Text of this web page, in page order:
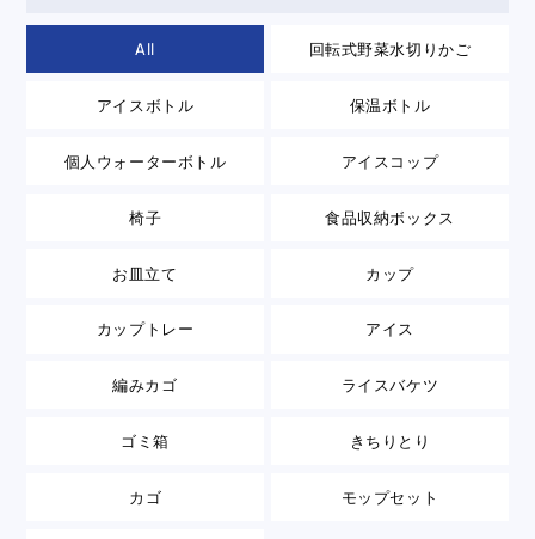
All 回転式野菜水切りかご
アイスボトル 保温ボトル
個人ウォーターボトル アイスコップ
椅子 食品収納ボックス
お皿立て カップ
カップトレー アイス
編みカゴ ライスバケツ
ゴミ箱 きちりとり
カゴ モップセット